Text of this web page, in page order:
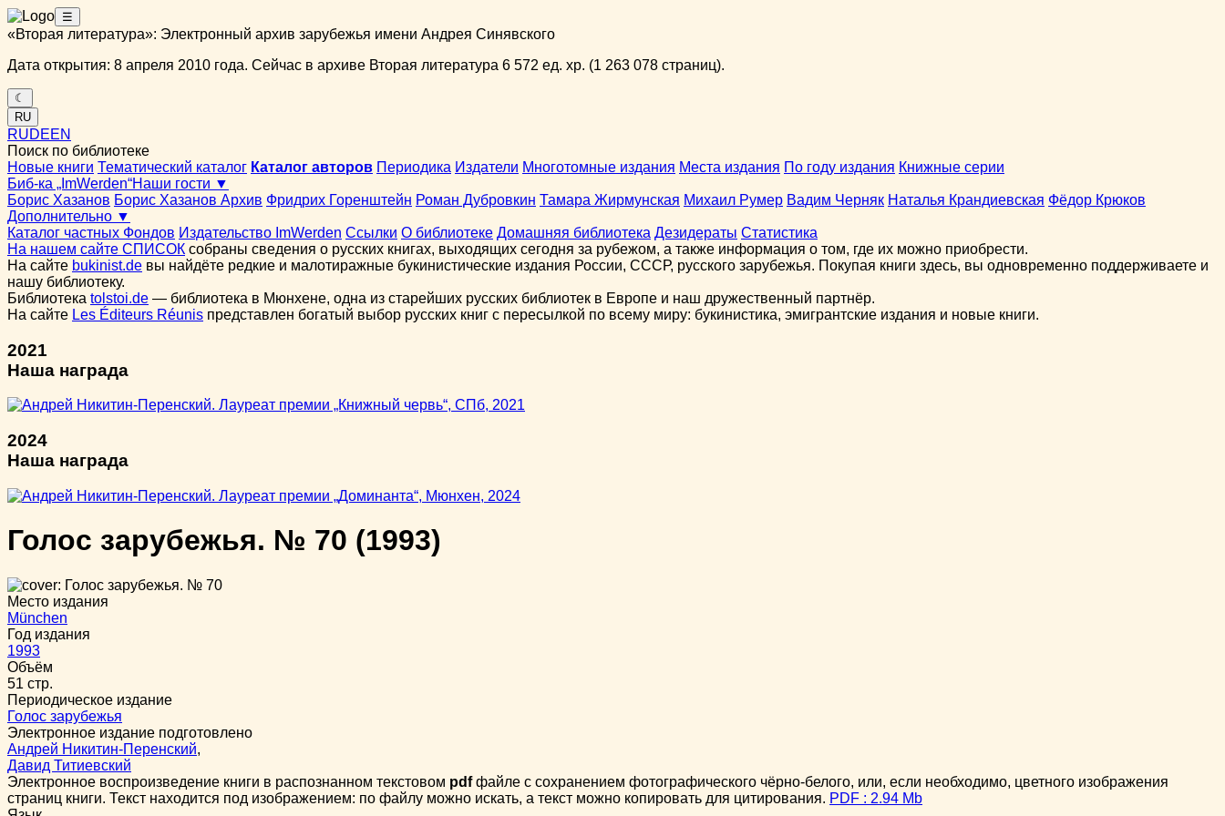
☰
«Вторая литература»: Электронный архив зарубежья имени Андрея Синявского
Дата открытия: 8 апреля 2010 года. Сейчас в архиве Вторая литература 6 572 ед. хр. (1 263 078 страниц).
☾
RU
RUDEEN
Поиск по библиотеке
Новые книги Тематический каталог Каталог авторов Периодика Издатели Многотомные издания Места издания По году издания Книжные серии
Биб-ка „ImWerden“Наши гости ▼
Борис Хазанов Борис Хазанов Архив Фридрих Горенштейн Роман Дубровкин Тамара Жирмунская Михаил Румер Вадим Черняк Наталья Крандиевская Фёдор Крюков
Дополнительно ▼
Каталог частных Фондов Издательство ImWerden Ссылки О библиотеке Домашняя библиотека Дезидераты Статистика
На нашем сайте СПИСОК собраны сведения о русских книгах, выходящих сегодня за рубежом, а также информация о том, где их можно приобрести.
На сайте bukinist.de вы найдёте редкие и малотиражные букинистические издания России, СССР, русского зарубежья. Покупая книги здесь, вы одновременно поддерживаете и
нашу библиотеку.
Библиотека tolstoi.de — библиотека в Мюнхене, одна из старейших русских библиотек в Европе и наш дружественный партнёр.
На сайте Les Éditeurs Réunis представлен богатый выбор русских книг с пересылкой по всему миру: букинистика, эмигрантские издания и новые книги.
2021
Наша награда
2024
Наша награда
Голос зарубежья. № 70 (1993)
Место издания
München
Год издания
1993
Объём
51 стр.
Периодическое издание
Голос зарубежья
Электронное издание подготовлено
Андрей Никитин-Перенский,
Давид Титиевский
Электронное воспроизведение книги в распознанном текстовом pdfфайле с сохранением фотографического чёрно-белого, или, если необходимо, цветного изображения
страниц книги. Текст находится под изображением: по файлу можно искать, а текст можно копировать для цитирования. PDF : 2.94 Mb